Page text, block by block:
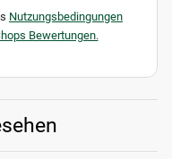
Nutzungsbedingungen
Bewertungen.